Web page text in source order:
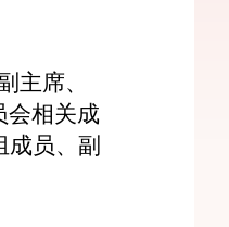
席、
会相关成
员、副